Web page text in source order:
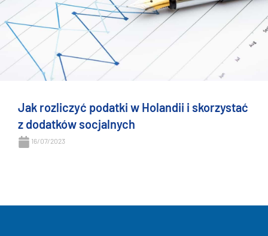
Jak rozliczyć podatki w Holandii i skorzystać
z dodatków socjalnych
16/07/2023